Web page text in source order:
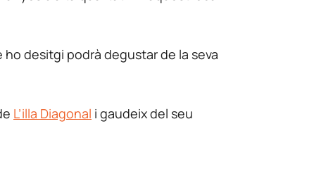
desitgi podrà degustar de la seva
L’illa Diagonal i gaudeix del seu